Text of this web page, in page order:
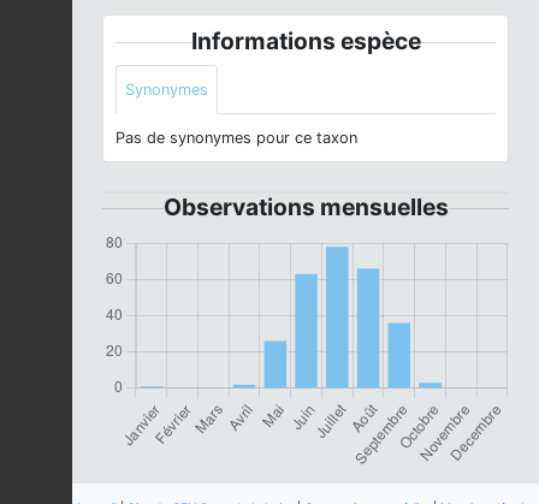
Informations espèce
Synonymes
Pas de synonymes pour ce taxon
Observations mensuelles